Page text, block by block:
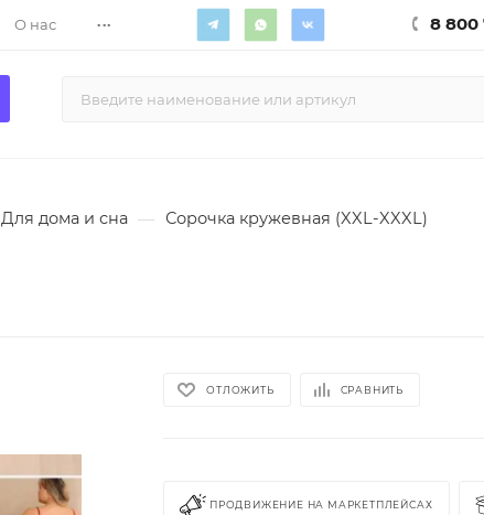
О нас ... 8 800
Для дома и сна — Сорочка кружевная (XXL-XXXL)
ОТЛОЖИТЬ СРАВНИТЬ
ПРОДВИЖЕНИЕ НА МАРКЕТПЛЕЙСАХ